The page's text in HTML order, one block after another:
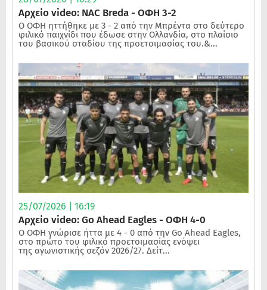
Αρχείο video: NAC Breda - ΟΦΗ 3-2
Ο ΟΦΗ ηττήθηκε με 3 - 2 από την Μπρέντα στο δεύτερο
φιλικό παιχνίδι που έδωσε στην Ολλανδία, στο πλαίσιο
του βασικού σταδίου της προετοιμασίας του.&...
25/07/2026 | 16:19
Αρχείο video: Go Ahead Eagles - ΟΦΗ 4-0
Ο ΟΦΗ γνώρισε ήττα με 4 - 0 από την Go Ahead Eagles,
στο πρώτο του φιλικό προετοιμασίας ενόψει
της αγωνιστικής σεζόν 2026/27. Δείτ...